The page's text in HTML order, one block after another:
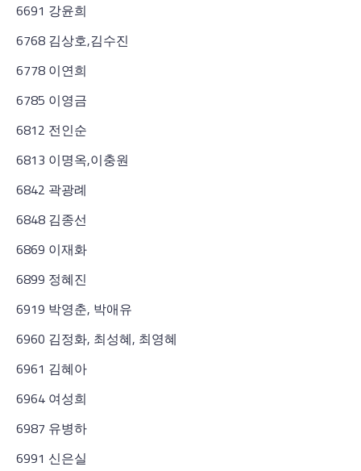
6691 강윤희
6768 김상호,김수진
6778 이연희
6785 이영금
6812 전인순
6813 이명옥,이충원
6842 곽광례
6848 김종선
6869 이재화
6899 정혜진
6919 박영춘, 박애유
6960 김정화, 최성혜, 최영혜
6961 김혜아
6964 여성희
6987 유병하
6991 신은실